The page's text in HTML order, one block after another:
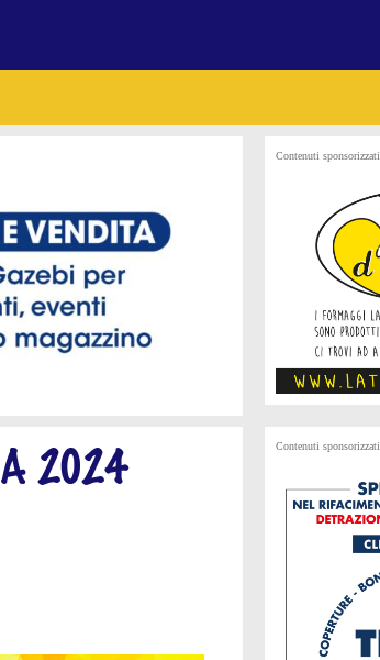
Contenuti sponsorizzati
2024 Contenuti sponsorizzati